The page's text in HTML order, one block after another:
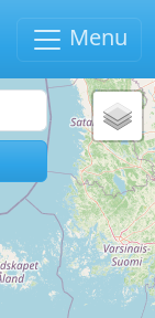
Menu